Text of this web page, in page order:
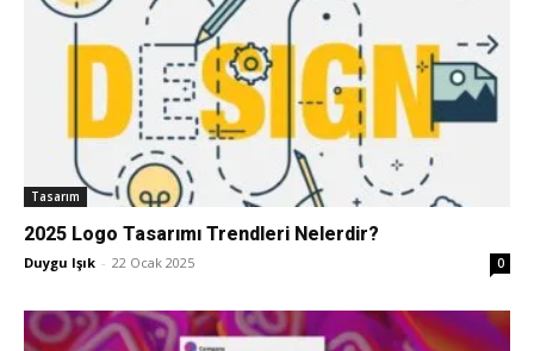
Tasarım
2025 Logo Tasarımı Trendleri Nelerdir?
Duygu Işık - 22 Ocak 2025 0